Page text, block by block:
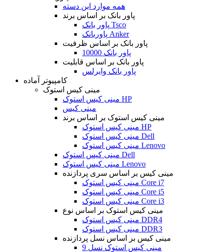
همه موارد این دسته
پاور بانک بر اساس برند
پاور بانک Tsco
پاوربانک Anker
پاور بانک بر اساس ظرفیت
پاور بانک 10000
پاور بانک بر اساس قابلیت
پاور بانک وایرلس
کامپیوتر آماده
مینی کیس استوک
مینی کیس استوک HP
مینی کیس
مینی کیس استوک بر اساس برند
مینی کیس استوک HP
مینی کیس استوک Dell
مینی کیس استوک Lenovo
مینی کیس استوک Dell
مینی کیس استوک Lenovo
مینی کیس بر اساس سری پردازنده
مینی کیس استوک Core i7
مینی کیس استوک Core i5
مینی کیس استوک Core i3
مینی کیس استوک بر اساس نوع
مینی کیس استوک DDR4
مینی کیس استوک DDR3
مینی کیس بر اساس نسل پردازنده
مینی کیس استوک نسل 9